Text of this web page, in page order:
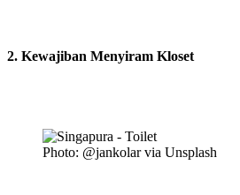
2. Kewajiban Menyiram Kloset
Photo: @jankolar via Unsplash